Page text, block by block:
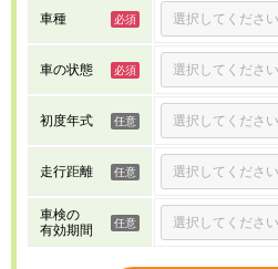
車種
車の状態
初度年式
走行距離
車検の
有効期間